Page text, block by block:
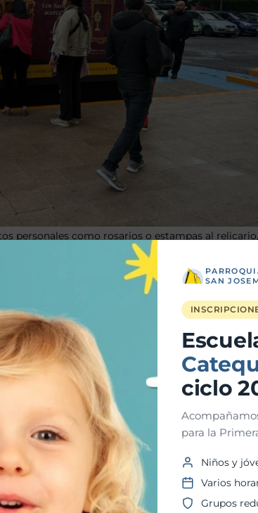
personales como rosarios o estampas al relicario,
reunidos serán destinados al cuidado de
fe y recordar el llamado a la santidad en la vida
SAN
ciclo
para la
Niños y
Varios
Grupos